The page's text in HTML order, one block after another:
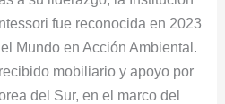
fue reconocida en 2023
Mundo en Acción Ambiental.
mobiliario y apoyo por
del Sur, en el marco del